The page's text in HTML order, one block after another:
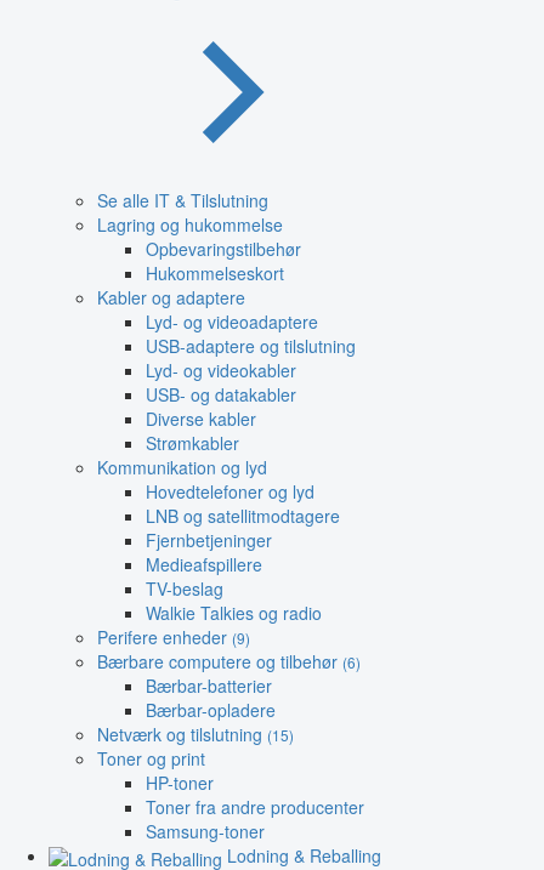
Se alle IT & Tilslutning
Lagring og hukommelse
Opbevaringstilbehør
Hukommelseskort
Kabler og adaptere
Lyd- og videoadaptere
USB-adaptere og tilslutning
Lyd- og videokabler
USB- og datakabler
Diverse kabler
Strømkabler
Kommunikation og lyd
Hovedtelefoner og lyd
LNB og satellitmodtagere
Fjernbetjeninger
Medieafspillere
TV-beslag
Walkie Talkies og radio
Perifere enheder (9)
Bærbare computere og tilbehør (6)
Bærbar-batterier
Bærbar-opladere
Netværk og tilslutning (15)
Toner og print
HP-toner
Toner fra andre producenter
Samsung-toner
Lodning & Reballing